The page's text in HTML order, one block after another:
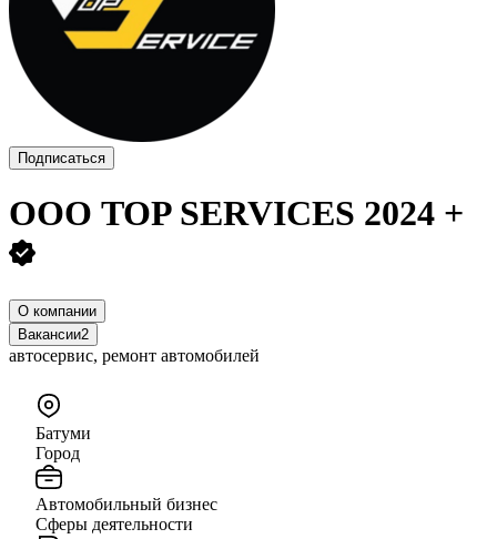
Подписаться
ООО TOP SERVICES 2024 +
О компании
Вакансии2
автосервис, ремонт автомобилей
Батуми
Город
Автомобильный бизнес
Сферы деятельности